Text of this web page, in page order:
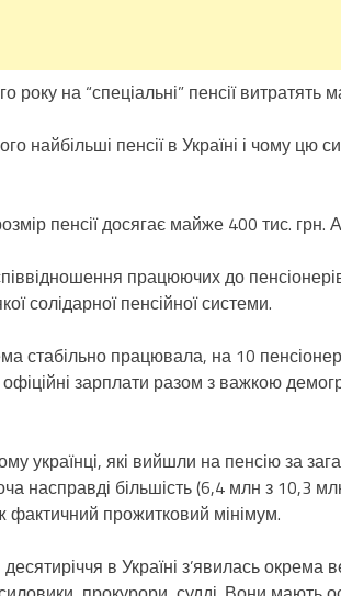
року на “спеціальні” пенсії
найбільші пенсії в Україні і чому цю
пенсії досягає майже 400 тис. грн.
працюючих до
солідарної пенсійної системи.
стабільно працювала, на 10
офіційні зарплати разом з важкою
українці, які вийшли на пенсію за
насправді більшість (6,4 млн з 10,3
фактичний прожитковий мінімум.
в Україні з’явилась